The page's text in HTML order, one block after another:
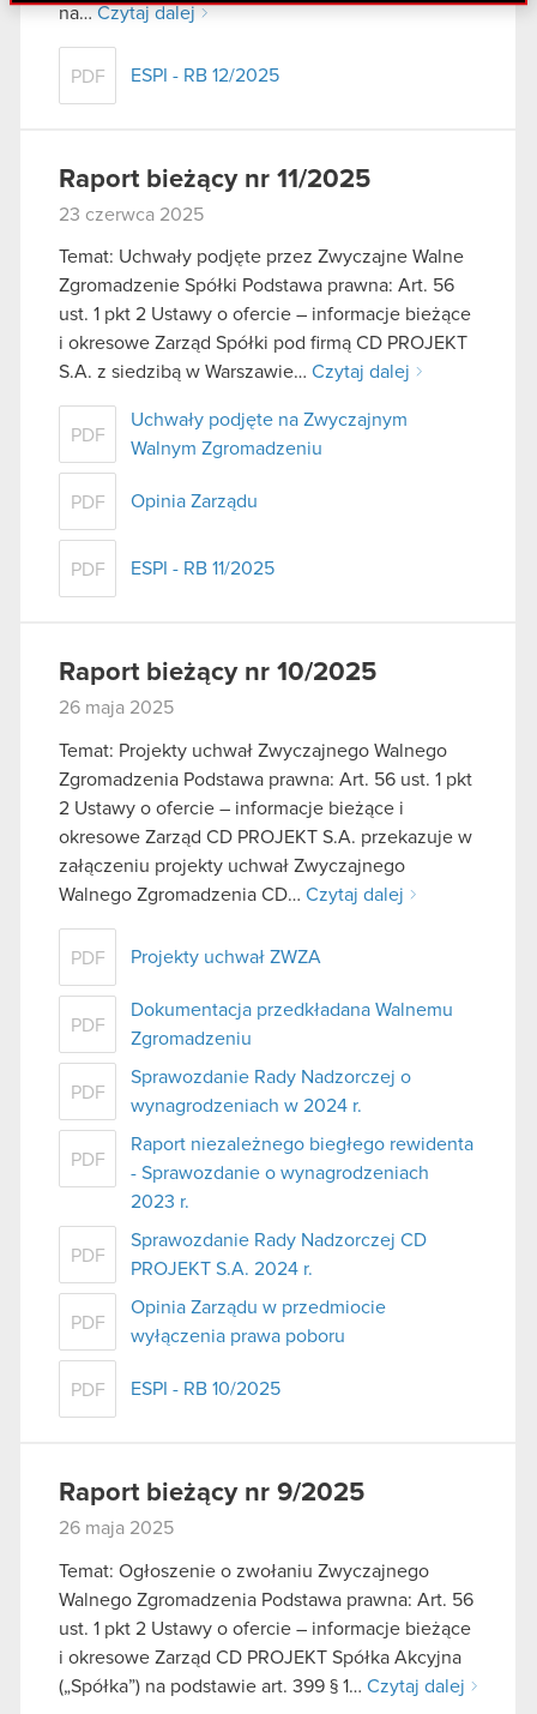
danymi otrzymanymi od Ciebie lub uzyskanymi
korzystanie z naszej witryny, zgadasz się na
na… Czytaj dalej
PDF ESPI - RB 12/2025
Raport bieżący nr 11/2025
23 czerwca 2025
Temat: Uchwały podjęte przez Zwyczajne Walne
Zgromadzenie Spółki Podstawa prawna: Art. 56
ust. 1 pkt 2 Ustawy o ofercie – informacje bieżące
i okresowe Zarząd Spółki pod firmą CD PROJEKT
S.A. z siedzibą w Warszawie… Czytaj dalej
PDF
Uchwały podjęte na Zwyczajnym
Walnym Zgromadzeniu
PDF Opinia Zarządu
PDF ESPI - RB 11/2025
Raport bieżący nr 10/2025
26 maja 2025
Temat: Projekty uchwał Zwyczajnego Walnego
Zgromadzenia Podstawa prawna: Art. 56 ust. 1 pkt
2 Ustawy o ofercie – informacje bieżące i
okresowe Zarząd CD PROJEKT S.A. przekazuje w
załączeniu projekty uchwał Zwyczajnego
Walnego Zgromadzenia CD… Czytaj dalej
PDF Projekty uchwał ZWZA
PDF
Dokumentacja przedkładana Walnemu
Zgromadzeniu
PDF
Sprawozdanie Rady Nadzorczej o
wynagrodzeniach w 2024 r.
PDF
Raport niezależnego biegłego rewidenta
- Sprawozdanie o wynagrodzeniach
2023 r.
PDF
Sprawozdanie Rady Nadzorczej CD
PROJEKT S.A. 2024 r.
PDF
Opinia Zarządu w przedmiocie
wyłączenia prawa poboru
PDF ESPI - RB 10/2025
Raport bieżący nr 9/2025
26 maja 2025
Temat: Ogłoszenie o zwołaniu Zwyczajnego
Walnego Zgromadzenia Podstawa prawna: Art. 56
ust. 1 pkt 2 Ustawy o ofercie – informacje bieżące
i okresowe Zarząd CD PROJEKT Spółka Akcyjna
(„Spółka”) na podstawie art. 399 § 1… Czytaj dalej